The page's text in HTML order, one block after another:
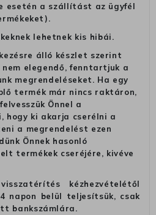
esetén a szállítást az ügyfél
lehetnek kis hibái.
álló készlet szerint
elegendő, fenntartjuk a
megrendeléseket. Ha egy
termék már nincs raktáron,
Önnel a
hogy ki akarja cserélni a
a megrendelést ezen
Önnek hasonló
termékek cseréjére, kivéve
kézhezvételétől
napon belül teljesítsük, csak
bankszámlára.